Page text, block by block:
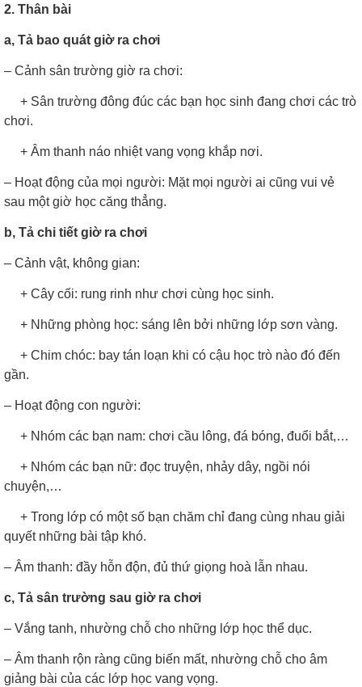
2. Thân bài
a, Tả bao quát giờ ra chơi
– Cảnh sân trường giờ ra chơi:
+ Sân trường đông đúc các bạn học sinh đang chơi các trò
chơi.
+ Âm thanh náo nhiệt vang vọng khắp nơi.
– Hoạt động của mọi người: Mặt mọi người ai cũng vui vẻ
sau một giờ học căng thẳng.
b, Tả chi tiết giờ ra chơi
– Cảnh vật, không gian:
+ Cây cối: rung rinh như chơi cùng học sinh.
+ Những phòng học: sáng lên bởi những lớp sơn vàng.
+ Chim chóc: bay tán loạn khi có cậu học trò nào đó đến
gần.
– Hoạt động con người:
+ Nhóm các bạn nam: chơi cầu lông, đá bóng, đuổi bắt,…
+ Nhóm các bạn nữ: đọc truyện, nhảy dây, ngồi nói
chuyện,…
+ Trong lớp có một số bạn chăm chỉ đang cùng nhau giải
quyết những bài tập khó.
– Âm thanh: đầy hỗn độn, đủ thứ giọng hoà lẫn nhau.
c, Tả sân trường sau giờ ra chơi
– Vắng tanh, nhường chỗ cho những lớp học thể dục.
– Âm thanh rộn ràng cũng biến mất, nhường chỗ cho âm
giảng bài của các lớp học vang vọng.